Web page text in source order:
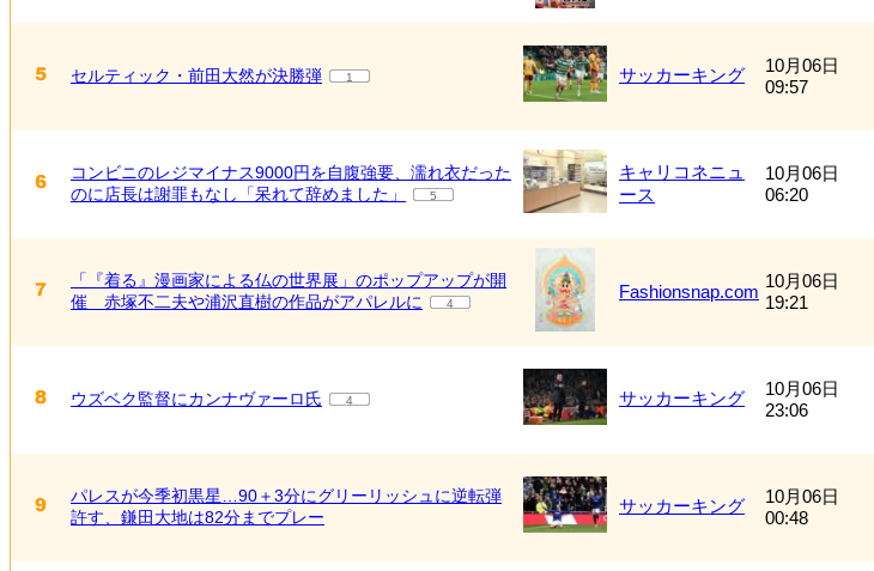
セルティック・前田大然が決勝弾 1 サッカーキング
10月06日
09:57
コンビニのレジマイナス9000円を自腹強要、濡れ衣だった
のに店長は謝罪もなし「呆れて辞めました」
5
キャリコネニュ
ース
10月06日
06:20
「『着る』漫画家による仏の世界展」のポップアップが開
催 赤塚不二夫や浦沢直樹の作品がアパレルに
4
Fashionsnap.com
10月06日
19:21
ウズベク監督にカンナヴァーロ氏 4 サッカーキング
10月06日
23:06
パレスが今季初黒星…90＋3分にグリーリッシュに逆転弾
許す、鎌田大地は82分までプレー
サッカーキング
10月06日
00:48